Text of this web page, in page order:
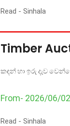
Read - Sinhala
Timber
කඳන් හා ඉරු දැව
From- 2026/06/
Read - Sinhala